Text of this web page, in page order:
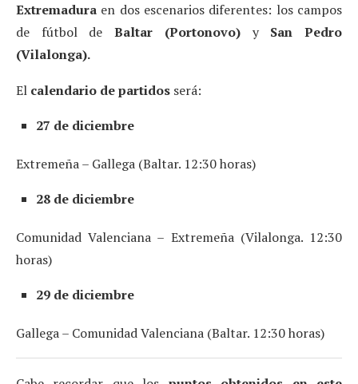
Extremadura en dos escenarios diferentes: los campos
de fútbol deBaltar (Portonovo)y San Pedro
(Vilalonga).
El calendario de partidos será:
27 de diciembre
Extremeña – Gallega (Baltar. 12:30 horas)
28 de diciembre
Comunidad Valenciana – Extremeña (Vilalonga. 12:30
horas)
29 de diciembre
Gallega – Comunidad Valenciana (Baltar. 12:30 horas)